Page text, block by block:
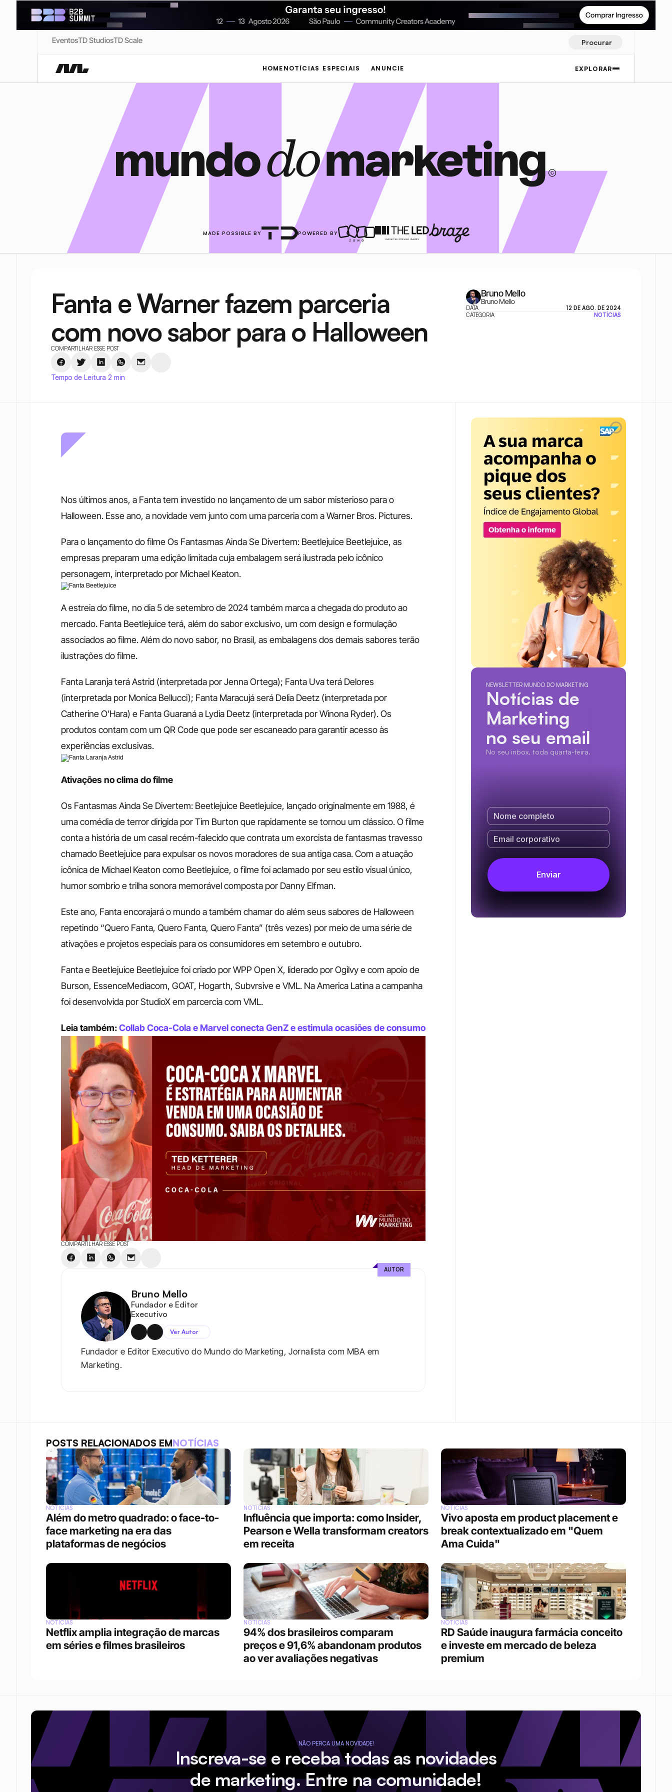
EventosTD StudiosTD Scale Procurar
HOME NOTÍCIAS ESPECIAIS ANUNCIE EXPLORAR
MADE POSSIBLE BY POWERED BY
Fanta e Warner fazem parceria
com novo sabor para o Halloween
COMPARTILHAR ESSE POST
Tempo de Leitura 2 min
Bruno Mello
Bruno Mello
DATA
12 DE AGO. DE 2024
CATEGORIA
NOTÍCIAS
Nos últimos anos, a Fanta tem investido no lançamento de um sabor misterioso para o
Halloween. Esse ano, a novidade vem junto com uma parceria com a Warner Bros. Pictures.
Para o lançamento do filme Os Fantasmas Ainda Se Divertem: Beetlejuice Beetlejuice, as
empresas preparam uma edição limitada cuja embalagem será ilustrada pelo icônico
personagem, interpretado por Michael Keaton.
A estreia do filme, no dia 5 de setembro de 2024 também marca a chegada do produto ao
mercado. Fanta Beetlejuice terá, além do sabor exclusivo, um com design e formulação
associados ao filme. Além do novo sabor, no Brasil, as embalagens dos demais sabores terão
ilustrações do filme.
Fanta Laranja terá Astrid (interpretada por Jenna Ortega); Fanta Uva terá Delores
(interpretada por Monica Bellucci); Fanta Maracujá será Delia Deetz (interpretada por
Catherine O’Hara) e Fanta Guaraná a Lydia Deetz (interpretada por Winona Ryder). Os
produtos contam com um QR Code que pode ser escaneado para garantir acesso às
experiências exclusivas.
Ativações no clima do filme
Os Fantasmas Ainda Se Divertem: Beetlejuice Beetlejuice, lançado originalmente em 1988, é
uma comédia de terror dirigida por Tim Burton que rapidamente se tornou um clássico. O filme
conta a história de um casal recém-falecido que contrata um exorcista de fantasmas travesso
chamado Beetlejuice para expulsar os novos moradores de sua antiga casa. Com a atuação
icônica de Michael Keaton como Beetlejuice, o filme foi aclamado por seu estilo visual único,
humor sombrio e trilha sonora memorável composta por Danny Elfman.
Este ano, Fanta encorajará o mundo a também chamar do além seus sabores de Halloween
repetindo “Quero Fanta, Quero Fanta, Quero Fanta” (três vezes) por meio de uma série de
ativações e projetos especiais para os consumidores em setembro e outubro.
Fanta e Beetlejuice Beetlejuice foi criado por WPP Open X, liderado por Ogilvy e com apoio de
Burson, EssenceMediacom, GOAT, Hogarth, Subvrsive e VML. Na America Latina a campanha
foi desenvolvida por StudioX em parcercia com VML.
Leia também: Collab Coca-Cola e Marvel conecta GenZ e estimula ocasiões de consumo
COMPARTILHAR ESSE POST
Bruno Mello
Fundador e Editor
Executivo
Ver Autor
Fundador e Editor Executivo do Mundo do Marketing, Jornalista com MBA em
Marketing.
AUTOR
NEWSLETTER MUNDO DO MARKETING
Notícias de
Marketing
no seu email
No seu inbox, toda quarta-feira.
POSTS RELACIONADOS EMNOTÍCIAS
NOTÍCIAS
Além do metro quadrado: o face-to-
face marketing na era das
plataformas de negócios
NOTÍCIAS
Influência que importa: como Insider,
Pearson e Wella transformam creators
em receita
NOTÍCIAS
Vivo aposta em product placement e
break contextualizado em "Quem
Ama Cuida"
NOTÍCIAS
Netflix amplia integração de marcas
em séries e filmes brasileiros
NOTÍCIAS
94% dos brasileiros comparam
preços e 91,6% abandonam produtos
ao ver avaliações negativas
NOTÍCIAS
RD Saúde inaugura farmácia conceito
e investe em mercado de beleza
premium
NÃO PERCA UMA NOVIDADE!
Inscreva-se e receba todas as novidades
de marketing. Entre na comunidade!